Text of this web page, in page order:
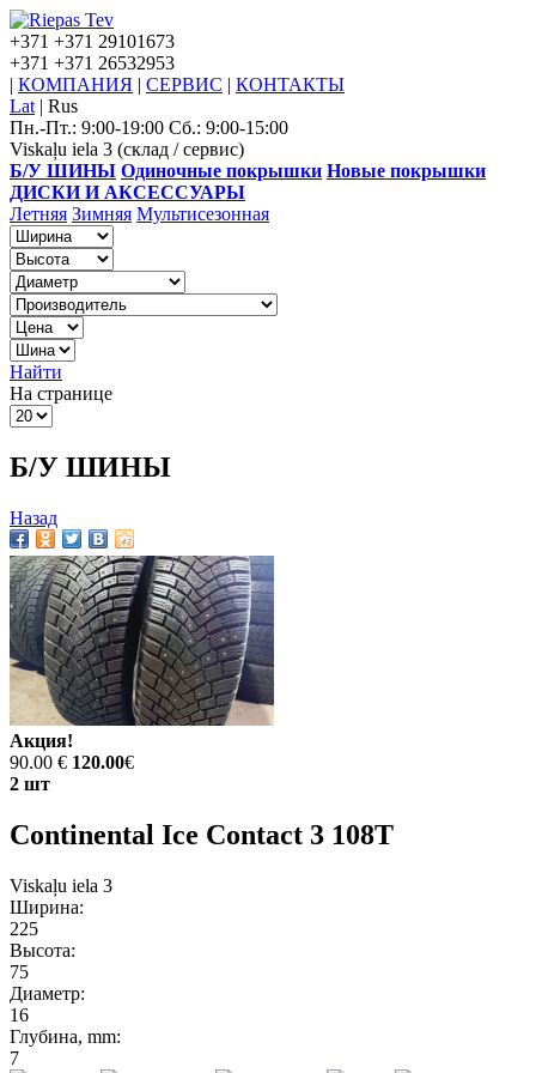
+371 +371 29101673
+371 +371 26532953
| КОМПАНИЯ | СЕРВИС | КОНТАКТЫ
Lat | Rus
Пн.-Пт.: 9:00-19:00 Сб.: 9:00-15:00
Viskaļu iela 3 (склад / сервис)
Б/У ШИНЫ Одиночные покрышки Новые покрышки
ДИСКИ И АКСЕССУАРЫ
Летняя Зимняя Мультисезонная
Найти
На странице
Б/У ШИНЫ
Назад
Акция!
90.00 € 120.00€
2 шт
Continental Ice Contact 3 108T
Viskaļu iela 3
Ширина:
225
Высота:
75
Диаметр:
16
Глубина, mm:
7